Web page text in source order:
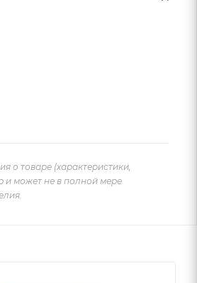
о товаре (характеристики,
и может не в полной мере